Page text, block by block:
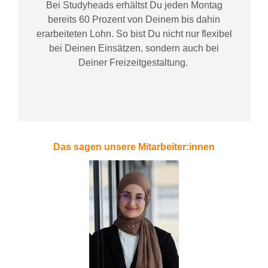
Bei Studyheadserhältst Du jeden Montag
bereits 60 Prozent von Deinem bis dahin
erarbeiteten Lohn. So bist Du nicht nur flexibel
bei Deinen Einsätzen, sondern auch bei
DeinerFreizeitgestaltung.
Das sagen unsere Mitarbeiter:innen